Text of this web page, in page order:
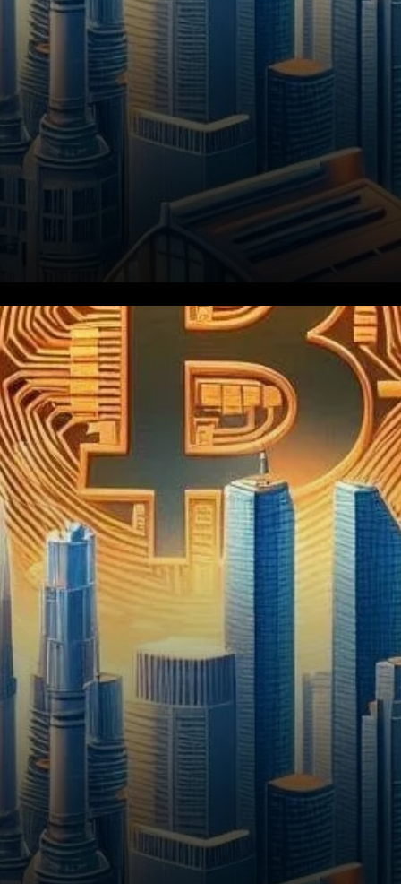
Le terme « entreprises
zombies » fait référence aux
entreprises qui ne génèrent
suffisamment de revenus que
pour couvrir leurs paiements
de…